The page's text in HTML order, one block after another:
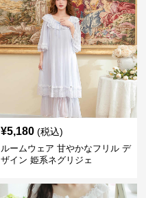
¥5,180 (税込)
ルームウェア 甘やかなフリル デ
ザイン 姫系ネグリジェ